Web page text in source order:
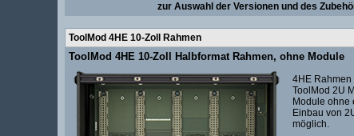
zur Auswahl der Versionen und des
ToolMod 4HE 10-Zoll Rahmen
ToolMod 4HE 10-Zoll Halbformat Rahmen, ohne Module
4HE Rahmen
ToolMod 2U
Module ohne
Einbau von
möglich.